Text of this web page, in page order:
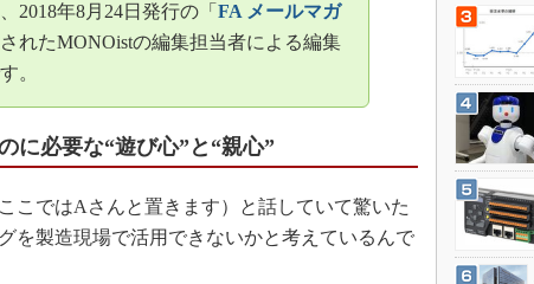
AUTOMOTIVE WORLD
無償設計ツール
3Dプリンタ
インダストリー4.0
イノベーション
製造業ビッグデータ
2018年8月24日発行の「 FA メールマガ
れたMONOistの編集担当者による編集
。
に必要な“遊び心”と“親心”
ではAさんと置きます）と話していて驚いた
を製造現場で活用できないかと考えているんで